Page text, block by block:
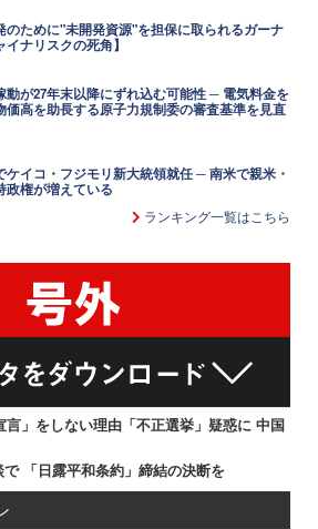
のために"未開発資源"を担保に取られるガーナ
ナリスクの死角】
動が27年末以降にずれ込む可能性 ─ 電気料金を
価高を助長する原子力規制委の審査基準を見直
ケイコ・フジモリ新大統領就任 ─ 南米で親米・
政権が増えている
ランキング一覧はこちら
言」をしない理由「不正選挙」疑惑に 中国
「日露平和条約」締結の決断を